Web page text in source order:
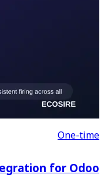
Facebook